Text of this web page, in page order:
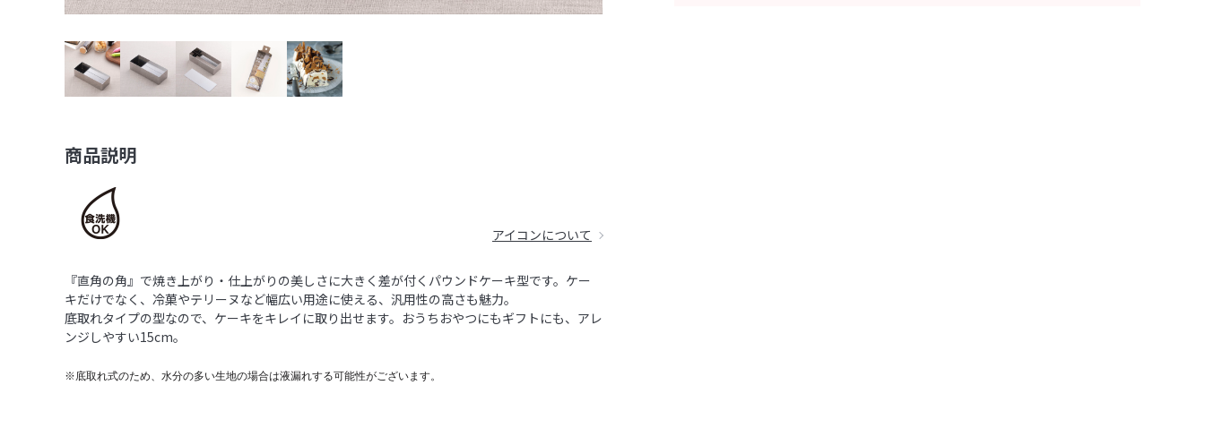
商品説明
アイコンについて
『直角の角』で焼き上がり・仕上がりの美しさに大きく差が付くパウンドケーキ型です。ケー
キだけでなく、冷菓やテリーヌなど幅広い用途に使える、汎用性の高さも魅力。
底取れタイプの型なので、ケーキをキレイに取り出せます。おうちおやつにもギフトにも、アレ
ンジしやすい15cm。
※底取れ式のため、水分の多い生地の場合は液漏れする可能性がございます。